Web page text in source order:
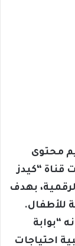
محتوى
قناة “كيدز
بهدف
للأطفال.
“بوابة
احتياجات